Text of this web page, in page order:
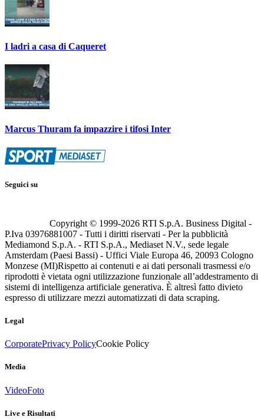
I ladri a casa di Caqueret
Marcus Thuram fa impazzire i tifosi Inter
Seguici su
Copyright © 1999-2026 RTI S.p.A. Business Digital -
P.Iva 03976881007 - Tutti i diritti riservati - Per la pubblicità
Mediamond S.p.A. - RTI S.p.A., Mediaset N.V., sede legale
Amsterdam (Paesi Bassi) - Uffici Viale Europa 46, 20093 Cologno
Monzese (MI)Rispetto ai contenuti e ai dati personali trasmessi e/o
riprodotti è vietata ogni utilizzazione funzionale all’addestramento di
sistemi di intelligenza artificiale generativa. È altresì fatto divieto
espresso di utilizzare mezzi automatizzati di data scraping.
Legal
CorporatePrivacy PolicyCookie Policy
Media
VideoFoto
Live e Risultati